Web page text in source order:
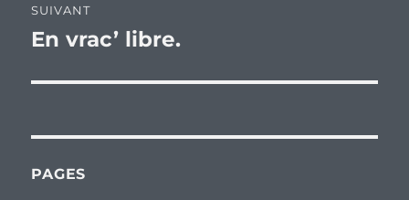
SUIVANT
Publication
En vrac’ libre.
PAGES